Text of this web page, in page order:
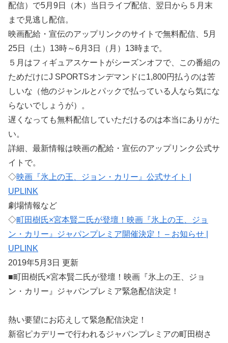
配信）で5月9日（木）当日ライブ配信、翌日から５月末
まで見逃し配信。
映画配給・宣伝のアップリンクのサイトで無料配信、5月
25日（土）13時～6月3日（月）13時まで。
５月はフィギュアスケートがシーズンオフで、この番組の
ためだけにJ SPORTSオンデマンドに1,800円払うのは苦
しいな（他のジャンルとパックで払っている人なら気にな
らないでしょうが）。
遅くなっても無料配信していただけるのは本当にありがた
い。
詳細、最新情報は映画の配給・宣伝のアップリンク公式サ
イトで。
◇映画『氷上の王、ジョン・カリー』公式サイト |
UPLINK
劇場情報など
◇町田樹氏×宮本賢二氏が登壇！映画『氷上の王、ジョ
ン・カリー』ジャパンプレミア開催決定！ – お知らせ |
UPLINK
2019年5月3日 更新
■町田樹氏×宮本賢二氏が登壇！映画『氷上の王、ジョ
ン・カリー』ジャパンプレミア緊急配信決定！
熱い要望にお応えして緊急配信決定！
新宿ピカデリーで行われるジャパンプレミアの町田樹さ